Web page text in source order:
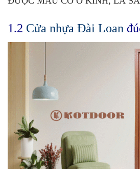
1.2 Cửa nhựa Đài Loan